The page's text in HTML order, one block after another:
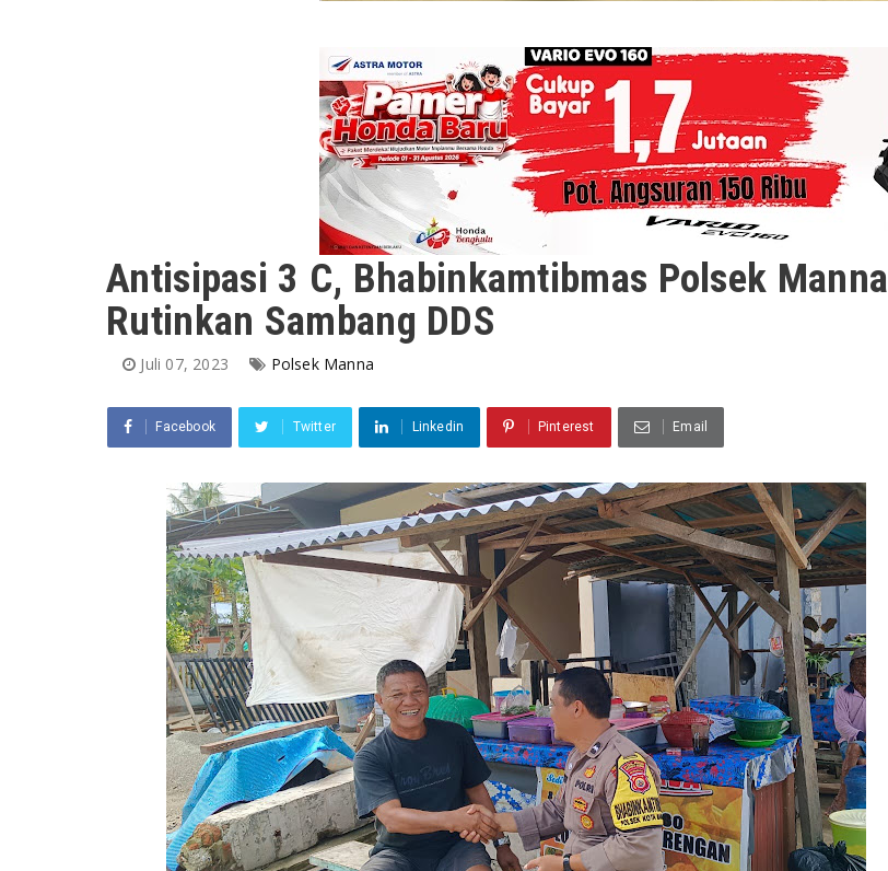
Antisipasi 3 C, Bhabinkamtibmas Polsek Manna
Rutinkan Sambang DDS
Juli 07, 2023 Polsek Manna
Facebook Twitter Linkedin Pinterest Email